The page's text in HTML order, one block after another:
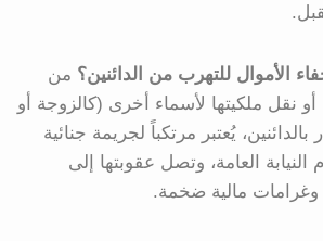
من
أو نقل ملكيتها لأسماء أخرى (كالزوجة أو
بالدائنين، يُعتبر مرتكباً لجريمة جنائية
العامة، وتصل عقوبتها إلى
مالية ضخمة.